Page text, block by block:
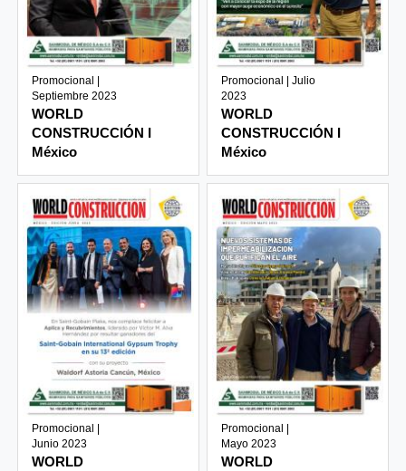
Promocional |
Septiembre 2023
WORLD
CONSTRUCCIÓN I
México
Promocional | Julio
2023
WORLD
CONSTRUCCIÓN I
México
Promocional |
Junio 2023
WORLD
Promocional |
Mayo 2023
WORLD